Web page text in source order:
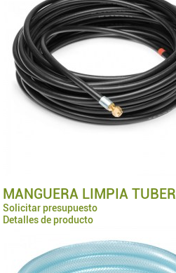
MANGUERA LIMPIA
Solicitar presupuesto
Detalles de producto